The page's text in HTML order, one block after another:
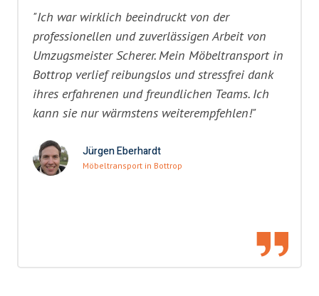
"Ich war wirklich beeindruckt von der
professionellen und zuverlässigen Arbeit von
Umzugsmeister Scherer. Mein Möbeltransport in
Bottrop verlief reibungslos und stressfrei dank
ihres erfahrenen und freundlichen Teams. Ich
kann sie nur wärmstens weiterempfehlen!"
Jürgen Eberhardt
Möbeltransport in Bottrop